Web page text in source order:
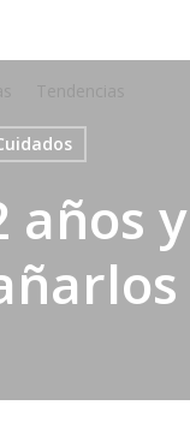
años y